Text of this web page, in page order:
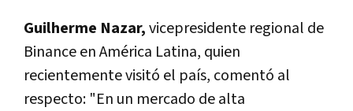
Guilherme Nazar,vicepresidente regional de
Binance en América Latina, quien
recientemente visitó el país, comentó al
respecto: "En un mercado de alta